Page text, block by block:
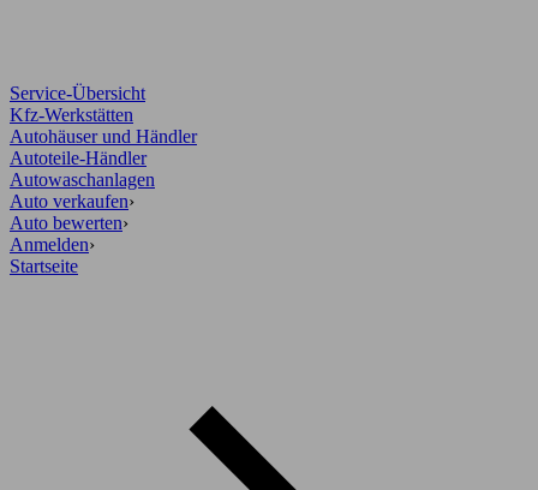
Service-Übersicht
Kfz-Werkstätten
Autohäuser und Händler
Autoteile-Händler
Autowaschanlagen
Auto verkaufen›
Auto bewerten›
Anmelden›
Startseite